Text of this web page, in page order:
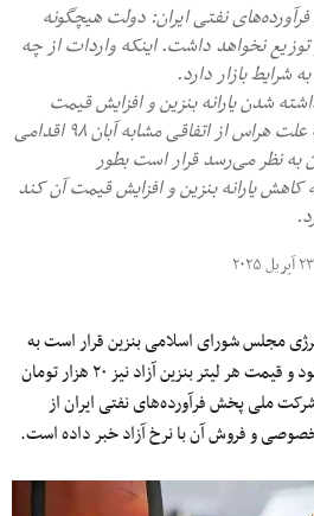
نفتی ایران: دولت هیچگونه
نخواهد داشت. اینکه واردات از چه
شرایط بازار دارد.
شدن یارانه بنزین و افزایش قیمت
بنزین مطرح بود اما حکومت به علت هراس از اتفاقی مشابه آبان ۹۸ اقدامی
به نظر می‌رسد قرار است بطور
یارانه بنزین و افزایش قیمت آن کند
مجلس شورای اسلامی بنزین قرار است به
صورت سه نرخی در ایران ارائه شود و قیمت هر لیتر بنزین آزاد نیز ۲۰ هزار تومان
ملی پخش فرآورده‌های نفتی ایران از
و فروش آن با نرخ آزاد خبر داده است.